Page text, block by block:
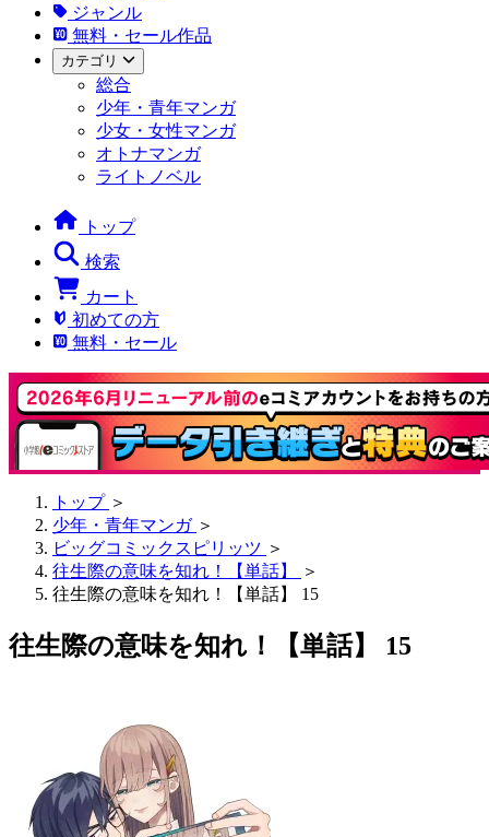
ジャンル
無料・セール作品
カテゴリ
総合
少年・青年マンガ
少女・女性マンガ
オトナマンガ
ライトノベル
トップ
検索
カート
初めての方
無料・セール
トップ ＞
少年・青年マンガ ＞
ビッグコミックスピリッツ ＞
往生際の意味を知れ！【単話】
＞
往生際の意味を知れ！【単話】 15
往生際の意味を知れ！【単話】 15